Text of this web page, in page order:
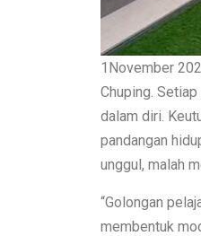
1November
Chuping.
dalam diri.
pandangan
unggul, malah
“Golongan
membentuk